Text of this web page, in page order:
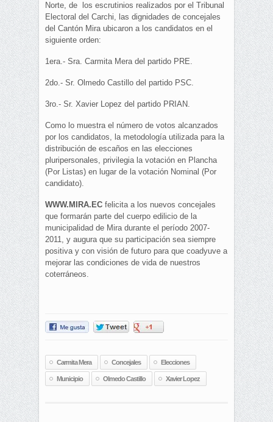
Norte, de los escrutinios realizados por el Tribunal
Electoral del Carchi, las dignidades de concejales
del Cantón Mira ubicaron a los candidatos en el
siguiente orden:
1era.- Sra. Carmita Mera del partido PRE.
2do.- Sr. Olmedo Castillo del partido PSC.
3ro.- Sr. Xavier Lopez del partido PRIAN.
Como lo muestra el número de votos alcanzados
por los candidatos, la metodología utilizada para la
distribución de escaños en las elecciones
pluripersonales, privilegia la votación en Plancha
(Por Listas) en lugar de la votación Nominal (Por
candidato).
WWW.MIRA.EC felicita a los nuevos concejales
que formarán parte del cuerpo edilicio de la
municipalidad de Mira durante el período 2007-
2011, y augura que su participación sea siempre
positiva y con visión de futuro para que coadyuve a
mejorar las condiciones de vida de nuestros
coterráneos.
Carmita Mera Concejales Elecciones
Municipio Olmedo Castillo Xavier Lopez